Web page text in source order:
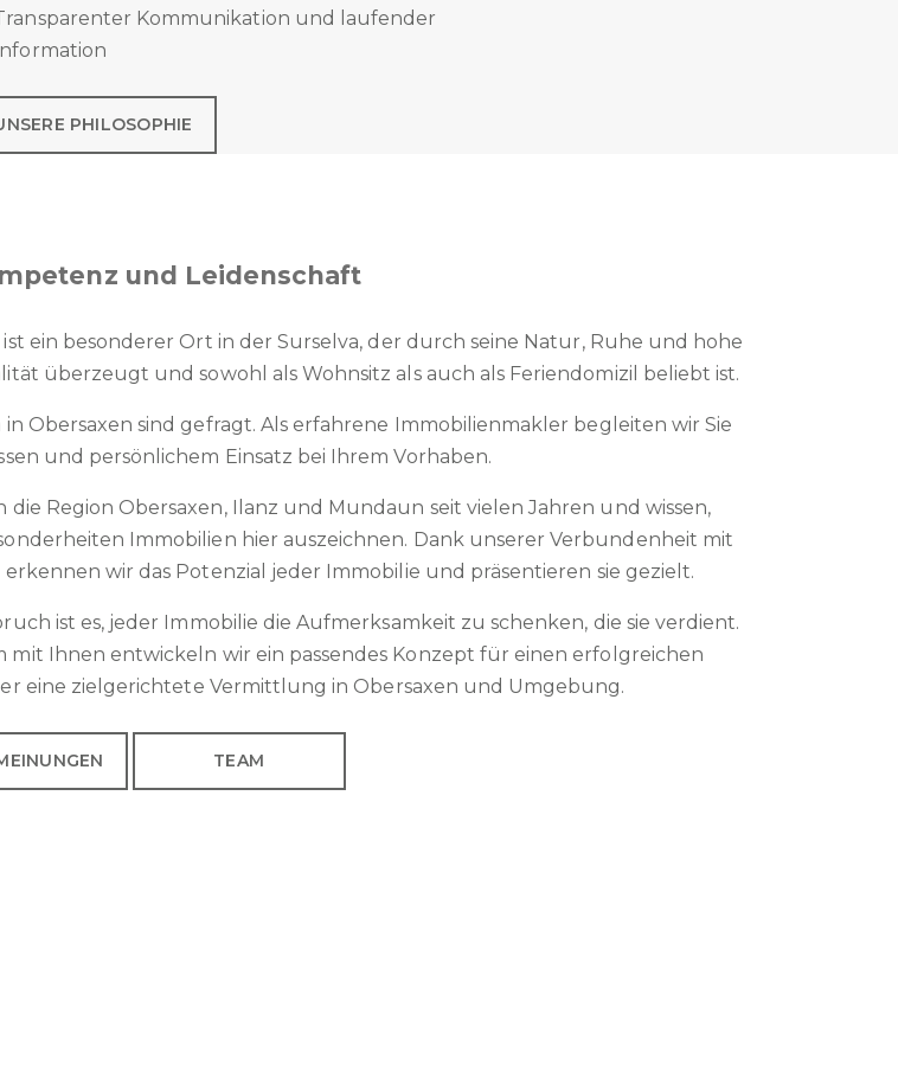
Kommunikation und laufender
PHILOSOPHIE
und Leidenschaft
ist ein besonderer Ort in der Surselva, der durch seine Natur, Ruhe und hohe
überzeugt und sowohl als Wohnsitz als auch als Feriendomizil beliebt ist.
Obersaxen sind gefragt. Als erfahrene Immobilienmakler begleiten wir Sie
und persönlichem Einsatz bei Ihrem Vorhaben.
die Region Obersaxen, Ilanz und Mundaun seit vielen Jahren und wissen,
Immobilien hier auszeichnen. Dank unserer Verbundenheit mit
erkennen wir das Potenzial jeder Immobilie und präsentieren sie gezielt.
ist es, jeder Immobilie die Aufmerksamkeit zu schenken, die sie verdient.
mit Ihnen entwickeln wir ein passendes Konzept für einen erfolgreichen
eine zielgerichtete Vermittlung in Obersaxen und Umgebung.
TEAM